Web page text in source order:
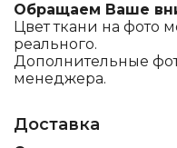
Обращаем Ваше
Цвет ткани на фото
реального.
Дополнительные
менеджера.
Доставка